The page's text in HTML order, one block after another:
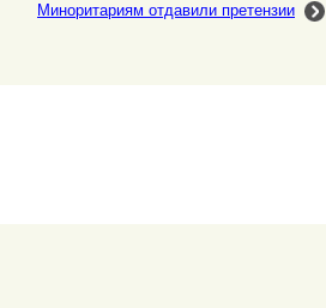
Миноритариям отдавили претензии